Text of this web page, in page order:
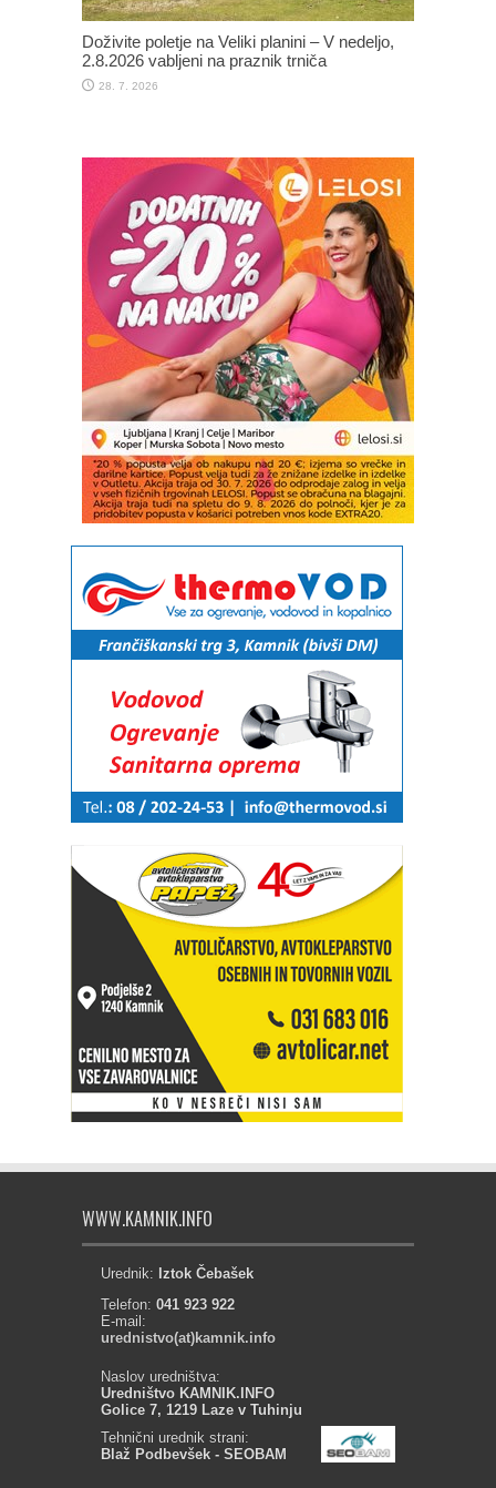
Doživite poletje na Veliki planini – V nedeljo,
2.8.2026 vabljeni na praznik trniča
28. 7. 2026
WWW.KAMNIK.INFO
Urednik: Iztok Čebašek
Telefon: 041 923 922
E-mail:
urednistvo(at)kamnik.info
Naslov uredništva:
Uredništvo KAMNIK.INFO
Golice 7, 1219 Laze v Tuhinju
Tehnični urednik strani:
Blaž Podbevšek - SEOBAM